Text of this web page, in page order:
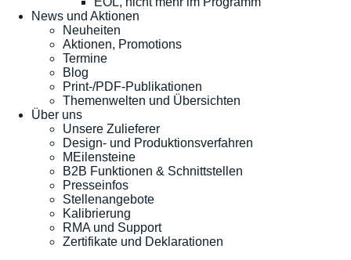
News und Aktionen
Neuheiten
Aktionen, Promotions
Termine
Blog
Print-/PDF-Publikationen
Themenwelten und Übersichten
Über uns
Unsere Zulieferer
Design- und Produktionsverfahren
MEilensteine
B2B Funktionen & Schnittstellen
Presseinfos
Stellenangebote
Kalibrierung
RMA und Support
Zertifikate und Deklarationen